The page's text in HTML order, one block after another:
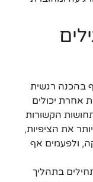
בהכנה רגשית
אחרת יכולים
הקשורות
את הציפיות,
ולפעמים אף
בתהליך